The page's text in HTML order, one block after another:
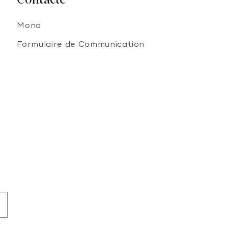
Mona
Formulaire de Communication